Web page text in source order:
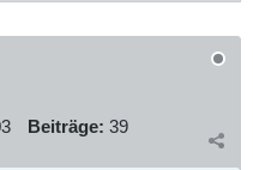
Beiträge: 39